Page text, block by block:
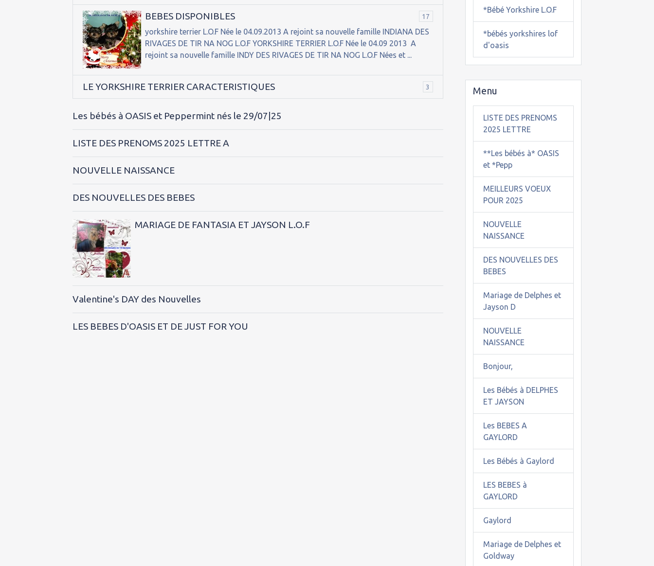
BEBES DISPONIBLES 17
yorkshire terrier L.O.F Née le 04.09.2013 A rejoint sa nouvelle famille INDIANA DES
RIVAGES DE TIR NA NOG L.O.F YORKSHIRE TERRIER L.O.F Née le 04.09 2013 A
rejoint sa nouvelle famille INDY DES RIVAGES DE TIR NA NOG L.O.F Nées et ...
LE YORKSHIRE TERRIER CARACTERISTIQUES 3
Les bébés à OASIS et Peppermint nés le 29/07|25
LISTE DES PRENOMS 2025 LETTRE A
NOUVELLE NAISSANCE
DES NOUVELLES DES BEBES
MARIAGE DE FANTASIA ET JAYSON L.O.F
Valentine's DAY des Nouvelles
LES BEBES D'OASIS ET DE JUST FOR YOU
*Bébé Yorkshire L.O.F
*bébés yorkshires lof
d'oasis
Menu
LISTE DES PRENOMS
2025 LETTRE
**Les bébés à* OASIS
et *Pepp
MEILLEURS VOEUX
POUR 2025
NOUVELLE
NAISSANCE
DES NOUVELLES DES
BEBES
Mariage de Delphes et
Jayson D
NOUVELLE
NAISSANCE
Bonjour,
Les Bébés à DELPHES
ET JAYSON
Les BEBES A
GAYLORD
Les Bébés à Gaylord
LES BEBES à
GAYLORD
Gaylord
Mariage de Delphes et
Goldway